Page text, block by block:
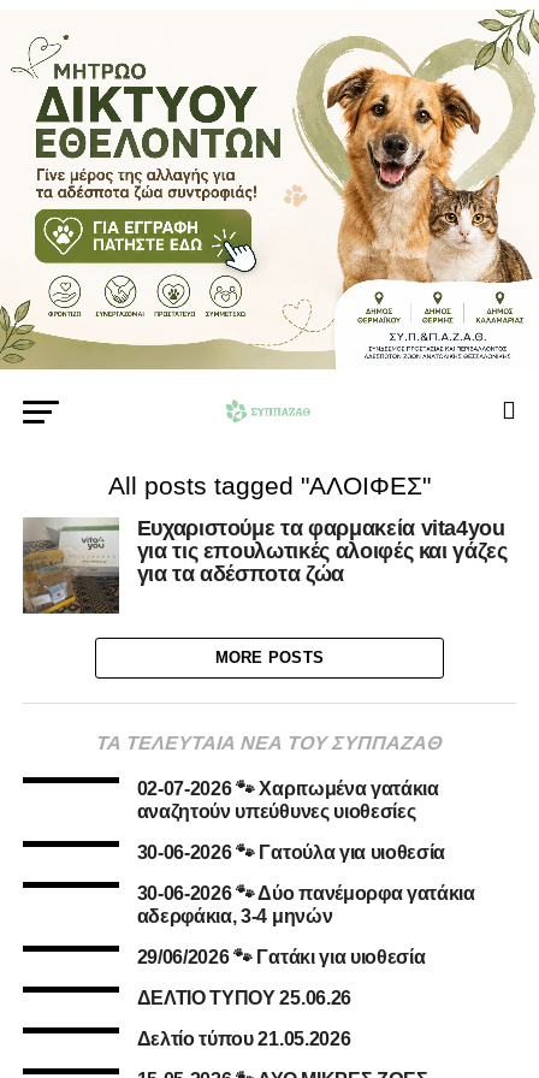
All posts tagged "ΑΛΟΙΦΕΣ"
Ευχαριστούμε τα φαρμακεία vita4you
για τις επουλωτικές αλοιφές και γάζες
για τα αδέσποτα ζώα
MORE POSTS
ΤΑ ΤΕΛΕΥΤΑΙΑ ΝΕΑ ΤΟΥ ΣΥΠΠΑΖΑΘ
02-07-2026 🐾 Χαριτωμένα γατάκια
αναζητούν υπεύθυνες υιοθεσίες
30-06-2026 🐾 Γατούλα για υιοθεσία
30-06-2026 🐾 Δύο πανέμορφα γατάκια
αδερφάκια, 3-4 μηνών
29/06/2026 🐾 Γατάκι για υιοθεσία
ΔΕΛΤΙΟ ΤΥΠΟΥ 25.06.26
Δελτίο τύπου 21.05.2026